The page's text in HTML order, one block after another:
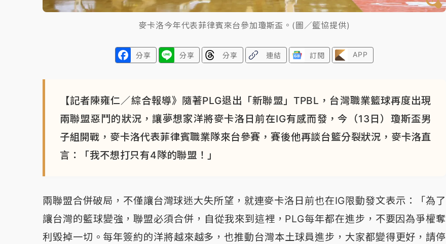
麥卡洛今年代表菲律賓來台參加瓊斯盃。(圖／籃協提供)
分享 分享 分享 連結 訂閱 APP
【記者陳雍仁／綜合報導》隨著PLG退出「新聯盟」TPBL，台灣職業籃球再度出現
兩聯盟惡鬥的狀況，讓夢想家洋將麥卡洛日前在IG有感而發，今（13日）瓊斯盃男
子組開戰，麥卡洛代表菲律賓職業隊來台參賽，賽後他再談台籃分裂狀況，麥卡洛直
言：「我不想打只有4隊的聯盟！」
兩聯盟合併破局，不僅讓台灣球迷大失所望，就連麥卡洛日前也在IG限動發文表示：「為了
讓台灣的籃球變強，聯盟必須合併，自從我來到這裡，PLG每年都在進步，不要因為爭權奪
利毀掉一切。每年簽約的洋將越來越多，也推動台灣本土球員進步，大家都變得更好，請停